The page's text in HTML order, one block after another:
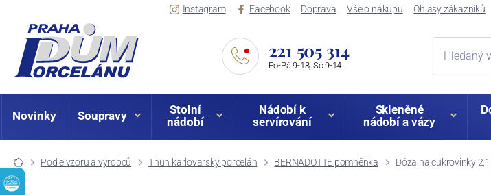
Instagram Facebook Doprava Vše o nákupu Ohlasy zákazníků
221 505 314
Po-Pá 9-18, So 9-14
Novinky Soupravy
Stolní
nádobí
Nádobí k
servírování
Skleněné
nádobí a vázy
Podle vzoru a výrobců Thun karlovarský porcelán BERNADOTTE pomněnka Dóza na cukrovinky